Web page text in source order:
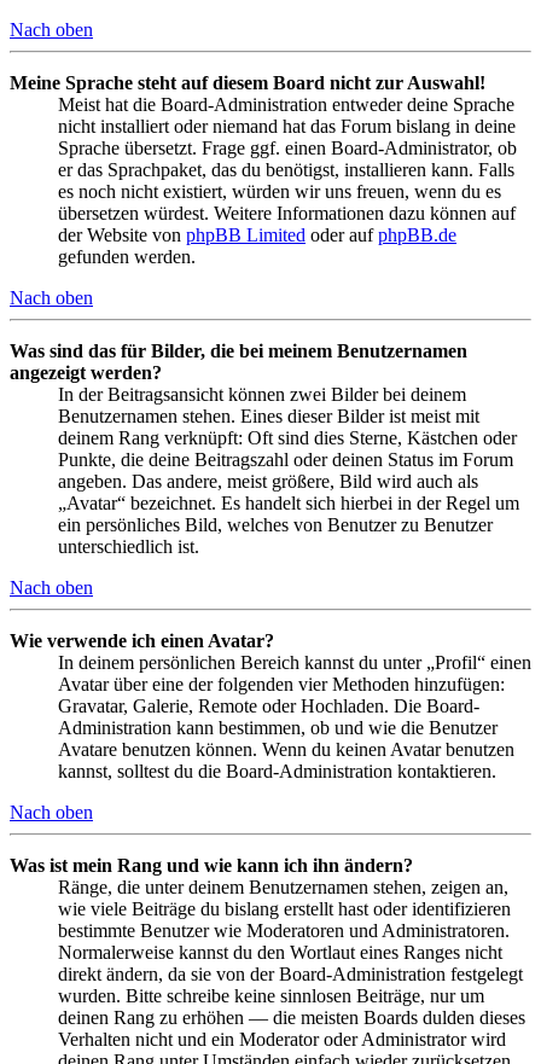
Nach oben
Meine Sprache steht auf diesem Board nicht zur Auswahl!
Meist hat die Board-Administration entweder deine Sprache
nicht installiert oder niemand hat das Forum bislang in deine
Sprache übersetzt. Frage ggf. einen Board-Administrator, ob
er das Sprachpaket, das du benötigst, installieren kann. Falls
es noch nicht existiert, würden wir uns freuen, wenn du es
übersetzen würdest. Weitere Informationen dazu können auf
der Website von phpBB Limited oder aufphpBB.de
gefunden werden.
Nach oben
Was sind das für Bilder, die bei meinem Benutzernamen
angezeigt werden?
In der Beitragsansicht können zwei Bilder bei deinem
Benutzernamen stehen. Eines dieser Bilder ist meist mit
deinem Rang verknüpft: Oft sind dies Sterne, Kästchen oder
Punkte, die deine Beitragszahl oder deinen Status im Forum
angeben. Das andere, meist größere, Bild wird auch als
„Avatar“ bezeichnet. Es handelt sich hierbei in der Regel um
ein persönliches Bild, welches von Benutzer zu Benutzer
unterschiedlich ist.
Nach oben
Wie verwende ich einen Avatar?
In deinem persönlichen Bereich kannst du unter „Profil“ einen
Avatar über eine der folgenden vier Methoden hinzufügen:
Gravatar, Galerie, Remote oder Hochladen. Die Board-
Administration kann bestimmen, ob und wie die Benutzer
Avatare benutzen können. Wenn du keinen Avatar benutzen
kannst, solltest du die Board-Administration kontaktieren.
Nach oben
Was ist mein Rang und wie kann ich ihn ändern?
Ränge, die unter deinem Benutzernamen stehen, zeigen an,
wie viele Beiträge du bislang erstellt hast oder identifizieren
bestimmte Benutzer wie Moderatoren und Administratoren.
Normalerweise kannst du den Wortlaut eines Ranges nicht
direkt ändern, da sie von der Board-Administration festgelegt
wurden. Bitte schreibe keine sinnlosen Beiträge, nur um
deinen Rang zu erhöhen — die meisten Boards dulden dieses
Verhalten nicht und ein Moderator oder Administrator wird